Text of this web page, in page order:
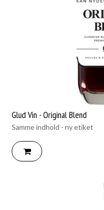
Glud Vin - Original Blend
Samme indhold - ny etiket